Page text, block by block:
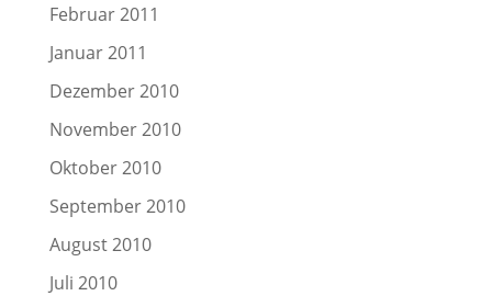
Februar 2011
Januar 2011
Dezember 2010
November 2010
Oktober 2010
September 2010
August 2010
Juli 2010